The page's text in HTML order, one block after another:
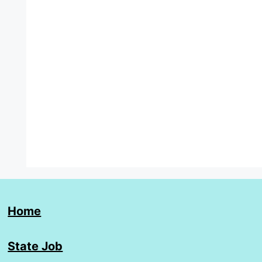
Home
State Job